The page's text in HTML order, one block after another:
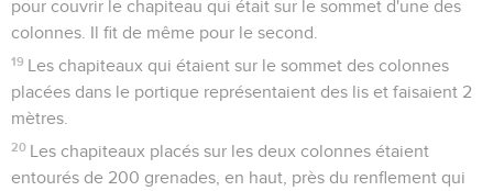
pour couvrir le chapiteau qui était sur le sommet d'une des
colonnes. Il fit de même pour le second.
19 Les chapiteaux qui étaient sur le sommet des colonnes
placées dans le portique représentaient des lis et faisaient 2
mètres.
20 Les chapiteaux placés sur les deux colonnes étaient
entourés de 200 grenades, en haut, près du renflement qui